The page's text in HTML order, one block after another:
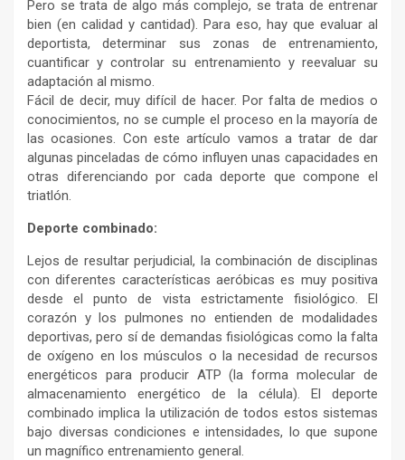
Pero se trata de algo más complejo, se trata de entrenar
bien (en calidad y cantidad). Para eso, hay que evaluar al
deportista, determinar sus zonas de entrenamiento,
cuantificar y controlar su entrenamiento y reevaluar su
adaptación al mismo.
Fácil de decir, muy difícil de hacer. Por falta de medios o
conocimientos, no se cumple el proceso en la mayoría de
las ocasiones. Con este artículo vamos a tratar de dar
algunas pinceladas de cómo influyen unas capacidades en
otras diferenciando por cada deporte que compone el
triatlón.
Deporte combinado:
Lejos de resultar perjudicial, la combinación de disciplinas
con diferentes características aeróbicas es muy positiva
desde el punto de vista estrictamente fisiológico. El
corazón y los pulmones no entienden de modalidades
deportivas, pero sí de demandas fisiológicas como la falta
de oxígeno en los músculos o la necesidad de recursos
energéticos para producir ATP (la forma molecular de
almacenamiento energético de la célula). El deporte
combinado implica la utilización de todos estos sistemas
bajo diversas condiciones e intensidades, lo que supone
un magnífico entrenamiento general.